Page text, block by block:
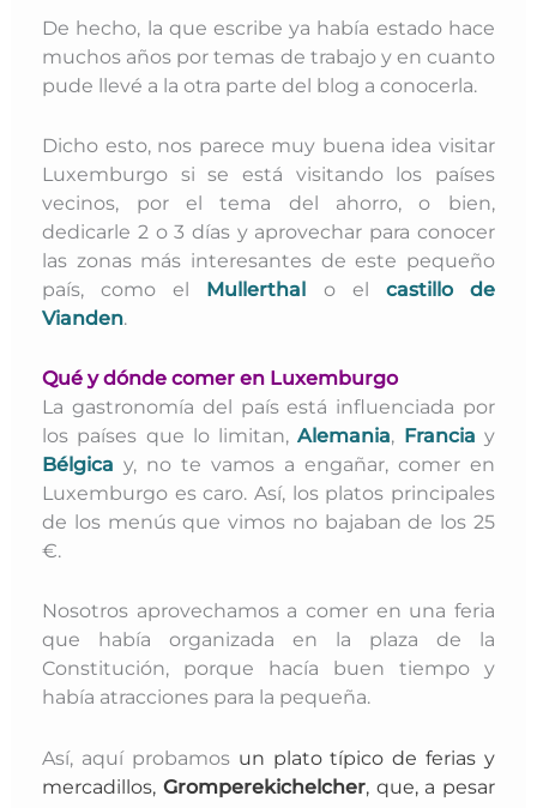
De hecho, la que escribe ya había estado hace
muchos años por temas de trabajo y en cuanto
pude llevé a la otra parte del blog a conocerla.
Dicho esto, nos parece muy buena idea visitar
Luxemburgo si se está visitando los países
vecinos, por el tema del ahorro, o bien,
dedicarle 2 o 3 días y aprovechar para conocer
las zonas más interesantes de este pequeño
país, como el Mullerthal o el castillo de
Vianden.
Qué y dónde comer en Luxemburgo
La gastronomía del país está influenciada por
los países que lo limitan,Alemania, Francia y
Bélgica y, no te vamos a engañar, comer en
Luxemburgo es caro. Así, los platos principales
de los menús que vimos no bajaban de los 25
€.
Nosotros aprovechamos a comer en una feria
que había organizada en la plaza de la
Constitución, porque hacía buen tiempo y
había atracciones para la pequeña.
Así, aquí probamosun plato típico de ferias y
mercadillos, Gromperekichelcher, que, a pesar